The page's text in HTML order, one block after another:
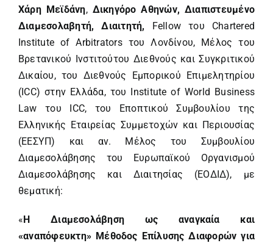
Χάρη Μεϊδάνη, Δικηγόρο Αθηνών, Διαπιστευμένο
Διαμεσολαβητή, Διαιτητή, Fellow του Chartered
Institute of Arbitrators του Λονδίνου, Μέλος του
Βρετανικού Ινστιτούτου Διεθνούς και Συγκριτικού
Δικαίου, του Διεθνούς Εμπορικού Επιμελητηρίου
(ICC) στην Ελλάδα, του Institute of World Business
Law του ICC, του Εποπτικού Συμβουλίου της
Ελληνικής Εταιρείας Συμμετοχών και Περιουσίας
(ΕΕΣΥΠ) και αν. Μέλος του Συμβουλίου
Διαμεσολάβησης του Ευρωπαϊκού Οργανισμού
Διαμεσολάβησης και Διαιτησίας (ΕΟΔΙΔ), με
θεματική:
«Η Διαμεσολάβηση ως αναγκαία και
«αναπόφευκτη» Μέθοδος Επίλυσης Διαφορών για